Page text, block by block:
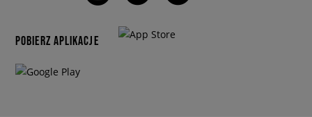
POBIERZ APLIKACJE